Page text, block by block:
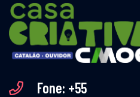
Fone: +55